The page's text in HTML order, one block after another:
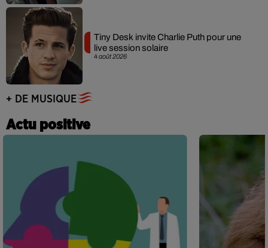
4 août 2026
Tiny Desk invite Charlie Puth pour une
live session solaire
+ DE MUSIQUE
Actu positive